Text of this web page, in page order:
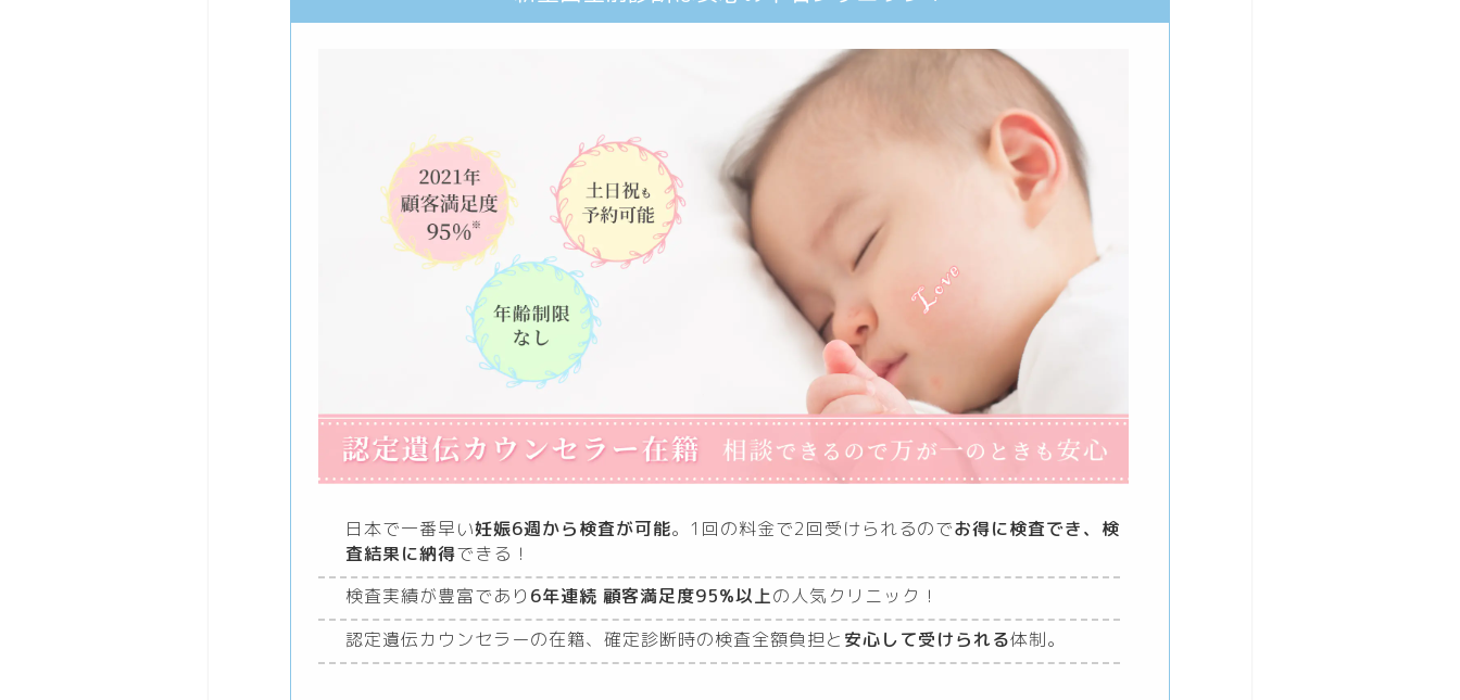
日本で一番早い妊娠6週から検査が可能。1回の料金で2回受けられるのでお得に検査でき、検
査結果に納得できる！
検査実績が豊富であり 6年連続 顧客満足度95%以上の人気クリニック！
認定遺伝カウンセラーの在籍、確定診断時の検査全額負担と 安心して受けられる体制。